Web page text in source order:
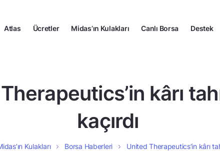
Atlas Ücretler Midas’ın Kulakları Canlı Borsa Destek
kârı
kaçırdı
Kulakları Borsa Haberleri United Therapeutics’in kârı